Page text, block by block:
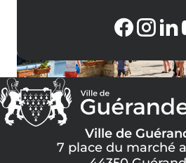
Ville de
7 place du marché